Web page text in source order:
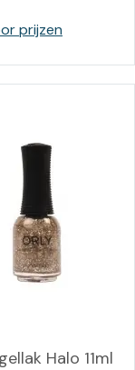
prijzen
Halo 11ml